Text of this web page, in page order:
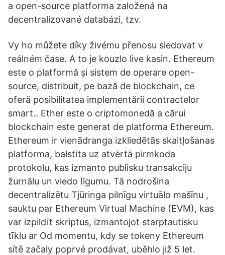
a open-source platforma založená na
decentralizované databázi, tzv.
Vy ho můžete díky živému přenosu sledovat v
reálném čase. A to je kouzlo live kasin. Ethereum
este o platformă și sistem de operare open-
source, distribuit, pe bază de blockchain, ce
oferă posibilitatea implementării contractelor
smart.. Ether este o criptomonedă a cărui
blockchain este generat de platforma Ethereum.
Ethereum ir vienādranga izkliedētās skaitļošanas
platforma, balstīta uz atvērtā pirmkoda
protokolu, kas izmanto publisku transakciju
žurnālu un viedo līgumu. Tā nodrošina
decentralizētu Tjūringa pilnīgu virtuālo mašīnu ,
sauktu par Ethereum Virtual Machine (EVM), kas
var izpildīt skriptus, izmantojot starptautisku
tīklu ar Od momentu, kdy se tokeny Ethereum
sítě začaly poprvé prodávat, uběhlo již 5 let.